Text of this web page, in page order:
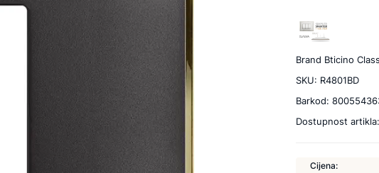
Brand Bticino
SKU: R4801BD
Barkod:
Dostupnost artikla:
Cijena: